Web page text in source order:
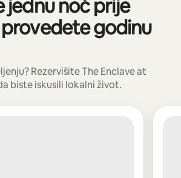
jednu noć prije
godinu
Rezervišite The Enclave at
biste iskusili lokalni život.